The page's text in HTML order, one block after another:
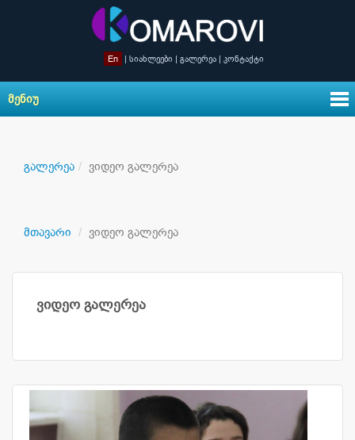
En | სიახლეები | გალერეა| კონტაქტი
ᲛᲔᲜᲘᲣ
გალერეა ვიდეო გალერეა
მთავარი ვიდეო გალერეა
ვიდეო გალერეა